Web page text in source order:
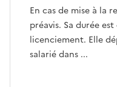
En cas de mise à la
préavis. Sa durée
licenciement. Elle
salarié dans ...